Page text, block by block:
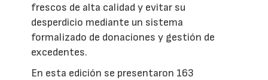
frescos de alta calidad y evitar su
desperdicio mediante un sistema
formalizado de donaciones y gestión de
excedentes.
En esta edición se presentaron 163